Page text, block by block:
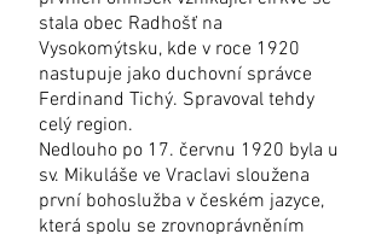
stala obec Radhošť na
Vysokomýtsku, kde v roce 1920
nastupuje jako duchovní správce
Ferdinand Tichý. Spravoval tehdy
celý region.
Nedlouho po 17. červnu 1920 byla u
sv. Mikuláše ve Vraclavi sloužena
první bohoslužba v českém jazyce,
která spolu se zrovnoprávněním